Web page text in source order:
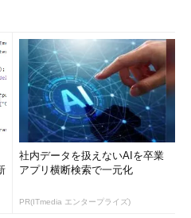
社内データを扱えないAIを卒業
アプリ横断検索で一元化
PR(ITmedia エンタープライズ)